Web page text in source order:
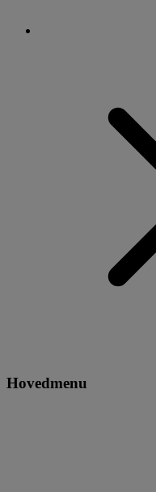
Hovedmenu